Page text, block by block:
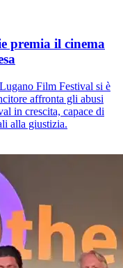
premia il cinema
Film Festival si è
affronta gli abusi
in crescita, capace di
alla giustizia.